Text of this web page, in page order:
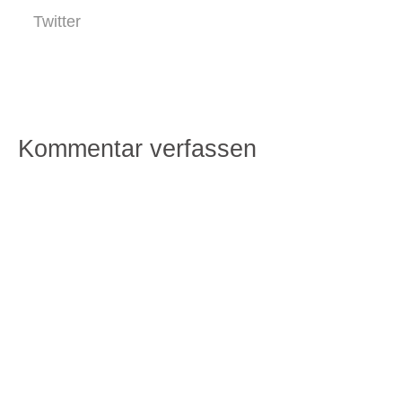
Twitter
Kommentar verfassen